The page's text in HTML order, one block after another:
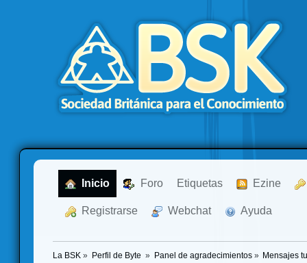
Inicio Foro Etiquetas Ezine
Registrarse Webchat Ayuda
La BSK » Perfil de Byte » Panel de agradecimientos» Mensajes